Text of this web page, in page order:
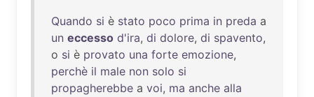
Quando si è stato poco prima in preda a
un eccesso d'ira, di dolore, di spavento,
o si è provato una forte emozione,
perchè il male non solo si
propagherebbe a voi, ma anche alla